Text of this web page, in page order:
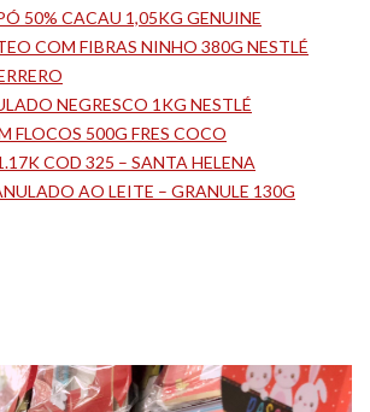
50% CACAU 1,05KG GENUINE
COM FIBRAS NINHO 380G NESTLÉ
NEGRESCO 1KG NESTLÉ
FLOCOS 500G FRES COCO
COD 325 – SANTA HELENA
AO LEITE – GRANULE 130G